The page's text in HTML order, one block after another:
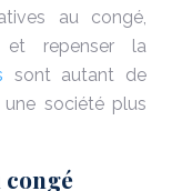
au congé,
et repenser la
sont autant de
société plus